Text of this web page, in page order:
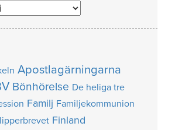
Apostlagärningarna
Bönhörelse De heliga tre
Familj Familjekommunion
Finland